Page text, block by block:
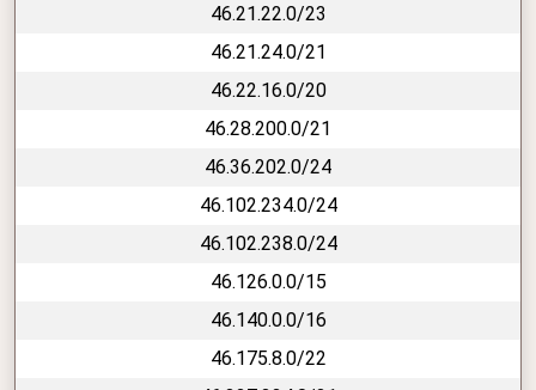
46.21.22.0/23
46.21.24.0/21
46.22.16.0/20
46.28.200.0/21
46.36.202.0/24
46.102.234.0/24
46.102.238.0/24
46.126.0.0/15
46.140.0.0/16
46.175.8.0/22